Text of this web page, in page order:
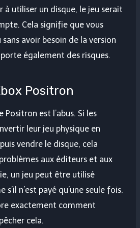
à utiliser un disque, le jeu serait
Cela signifie que vous
avoir besoin de la version
également des risques.
Positron
Positron est l’abus. Si les
leur jeu physique en
vendre le disque, cela
aux éditeurs et aux
un jeu peut être utilisé
s’il n’est payé qu’une seule fois.
exactement comment
cela.